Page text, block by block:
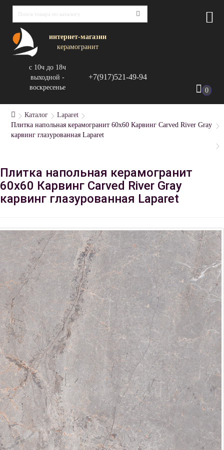
интернет-магазин
керамогранит
с 10ч до 18ч
выходной -
воскресенье
+7(917)521-49-94
0
Каталог
Laparet
Плитка напольная керамогранит 60x60 Карвинг Carved River Gray
карвинг глазурованная Laparet
Плитка напольная керамогранит
60x60 Карвинг Carved River Gray
карвинг глазурованная Laparet